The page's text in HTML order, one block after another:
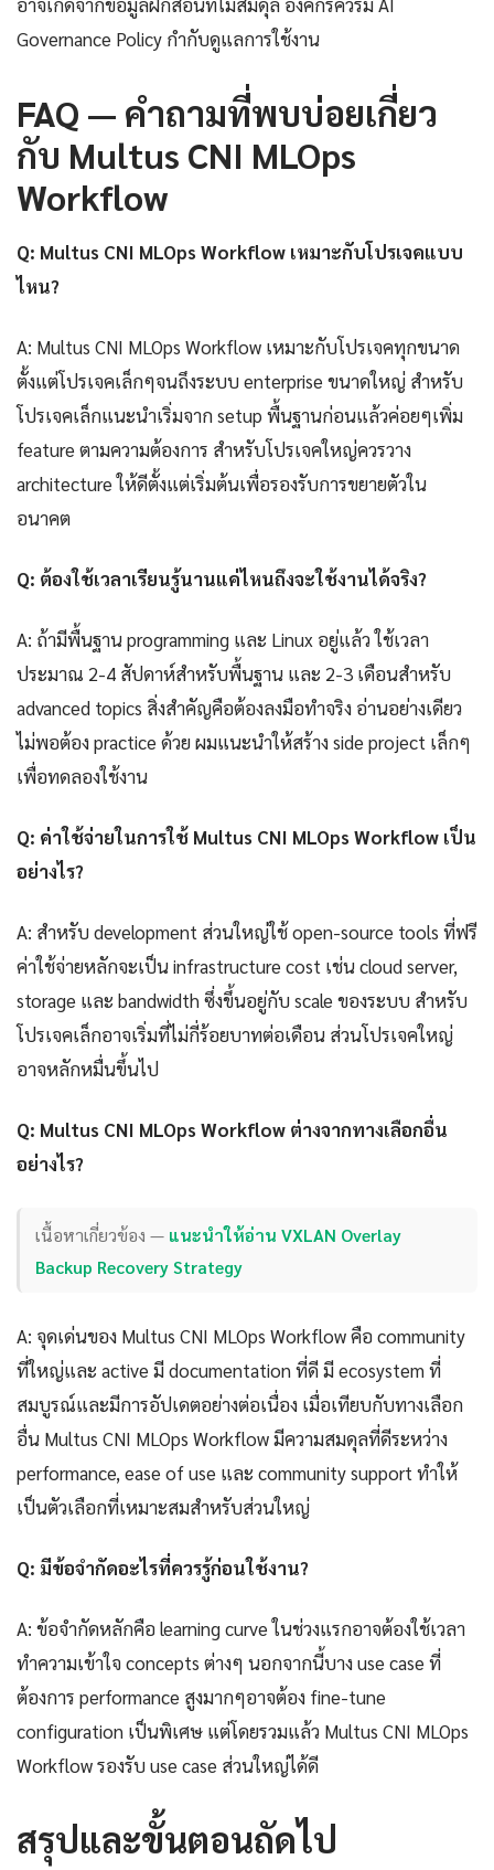
Governance Policy กำกับดูแลการใช้งาน
FAQ — คำถามที่พบบ่อยเกี่ยว
กับ Multus CNI MLOps
Workflow
Q: Multus CNI MLOps Workflow เหมาะกับโปรเจคแบบ
ไหน?
A: Multus CNI MLOps Workflow เหมาะกับโปรเจคทุกขนาด
ตั้งแต่โปรเจคเล็กๆจนถึงระบบ enterprise ขนาดใหญ่ สำหรับ
โปรเจคเล็กแนะนำเริ่มจาก setup พื้นฐานก่อนแล้วค่อยๆเพิ่ม
feature ตามความต้องการ สำหรับโปรเจคใหญ่ควรวาง
architecture ให้ดีตั้งแต่เริ่มต้นเพื่อรองรับการขยายตัวใน
อนาคต
Q: ต้องใช้เวลาเรียนรู้นานแค่ไหนถึงจะใช้งานได้จริง?
A: ถ้ามีพื้นฐาน programming และ Linux อยู่แล้ว ใช้เวลา
ประมาณ 2-4 สัปดาห์สำหรับพื้นฐาน และ 2-3 เดือนสำหรับ
advanced topics สิ่งสำคัญคือต้องลงมือทำจริง อ่านอย่างเดียว
ไม่พอต้อง practice ด้วย ผมแนะนำให้สร้าง side project เล็กๆ
เพื่อทดลองใช้งาน
Q: ค่าใช้จ่ายในการใช้ Multus CNI MLOps Workflow เป็น
อย่างไร?
A: สำหรับ development ส่วนใหญ่ใช้ open-source tools ที่ฟรี
ค่าใช้จ่ายหลักจะเป็น infrastructure cost เช่น cloud server,
storage และ bandwidth ซึ่งขึ้นอยู่กับ scale ของระบบ สำหรับ
โปรเจคเล็กอาจเริ่มที่ไม่กี่ร้อยบาทต่อเดือน ส่วนโปรเจคใหญ่
อาจหลักหมื่นขึ้นไป
Q: Multus CNI MLOps Workflow ต่างจากทางเลือกอื่น
อย่างไร?
เนื้อหาเกี่ยวข้อง — แนะนำให้อ่าน VXLAN Overlay
Backup Recovery Strategy
A: จุดเด่นของ Multus CNI MLOps Workflow คือ community
ที่ใหญ่และ active มี documentation ที่ดี มี ecosystem ที่
สมบูรณ์และมีการอัปเดตอย่างต่อเนื่อง เมื่อเทียบกับทางเลือก
อื่น Multus CNI MLOps Workflow มีความสมดุลที่ดีระหว่าง
performance, ease of use และ community support ทำให้
เป็นตัวเลือกที่เหมาะสมสำหรับส่วนใหญ่
Q: มีข้อจำกัดอะไรที่ควรรู้ก่อนใช้งาน?
A: ข้อจำกัดหลักคือ learning curve ในช่วงแรกอาจต้องใช้เวลา
ทำความเข้าใจ concepts ต่างๆ นอกจากนี้บาง use case ที่
ต้องการ performance สูงมากๆอาจต้อง fine-tune
configuration เป็นพิเศษ แต่โดยรวมแล้ว Multus CNI MLOps
Workflow รองรับ use case ส่วนใหญ่ได้ดี
สรุปและขั้นตอนถัดไป